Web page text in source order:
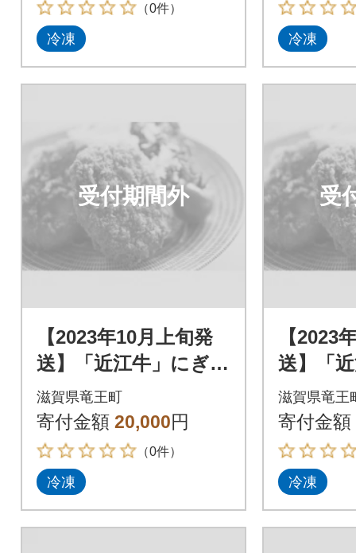
（0件）
冷凍 冷凍
受付期間外
【2023年10月上旬発
送】「近江牛」にぎわ
いセット
滋賀県竜王町
寄付金額 20,000円
（0件）
冷凍
受
【2023
送】「
いセッ
滋賀県竜王
寄付金額
冷凍